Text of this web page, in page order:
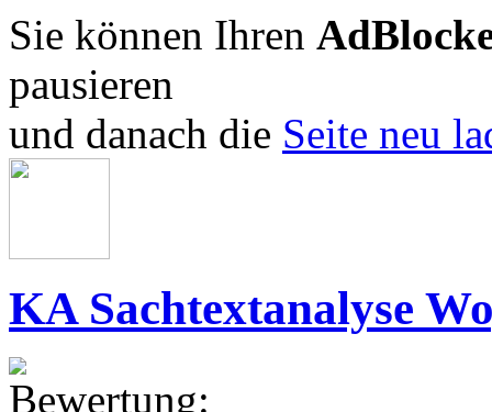
Sie können Ihren
pausieren
und danach die Seite neu
KA Sachtextanalyse